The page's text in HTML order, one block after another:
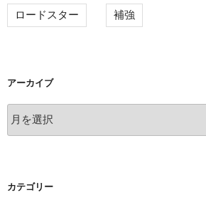
ロードスター 補強
アーカイブ
ー
カテゴリー